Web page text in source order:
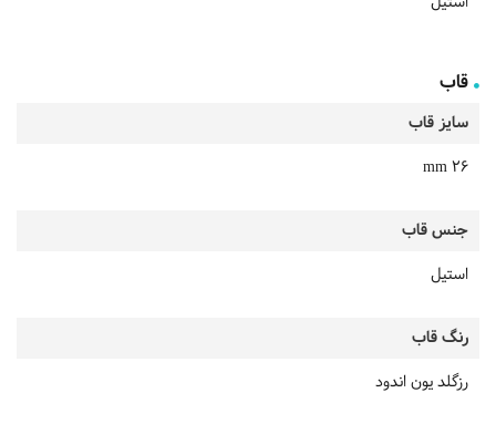
قاب
سایز قاب
26 mm
جنس قاب
استیل
رنگ قاب
رزگلد یون اندود